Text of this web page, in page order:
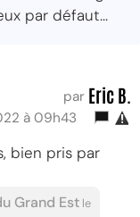
par défaut...
par Eric B.
à 09h43
bien pris par
Grand Est le